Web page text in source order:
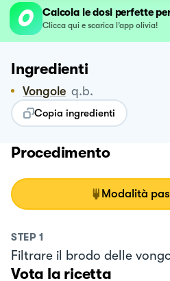
Calcola le dosi perfette
Clicca qui e scarica l’app olivia!
Ingredienti
Vongole q.b.
Copia ingredienti
Procedimento
Modalità
STEP 1
Filtrare il brodo delle
Vota la ricetta